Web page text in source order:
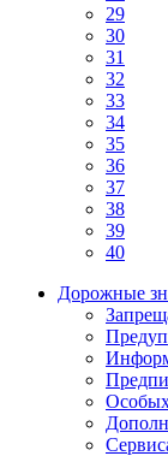
29
30
31
32
33
34
35
36
37
38
39
40
Дорожные